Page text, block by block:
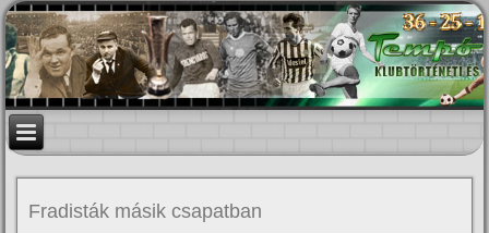
Fradisták másik csapatban